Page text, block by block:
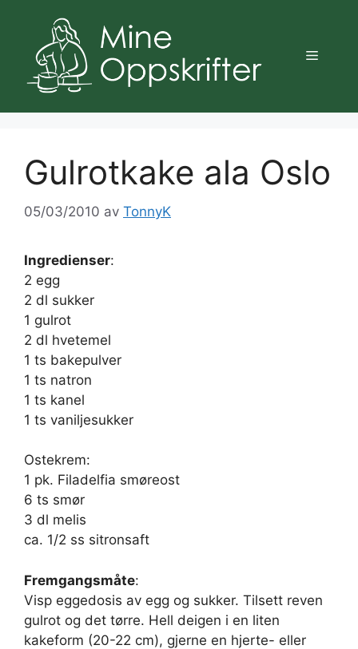
innhold
Meny
Gulrotkake ala Oslo
05/03/2010 av TonnyK
Ingredienser:
2 egg
2 dl sukker
1 gulrot
2 dl hvetemel
1 ts bakepulver
1 ts natron
1 ts kanel
1 ts vaniljesukker
Ostekrem:
1 pk. Filadelfia smøreost
6 ts smør
3 dl melis
ca. 1/2 ss sitronsaft
Fremgangsmåte:
Visp eggedosis av egg og sukker. Tilsett reven
gulrot og det tørre. Hell deigen i en liten
kakeform (20-22 cm), gjerne en hjerte- eller